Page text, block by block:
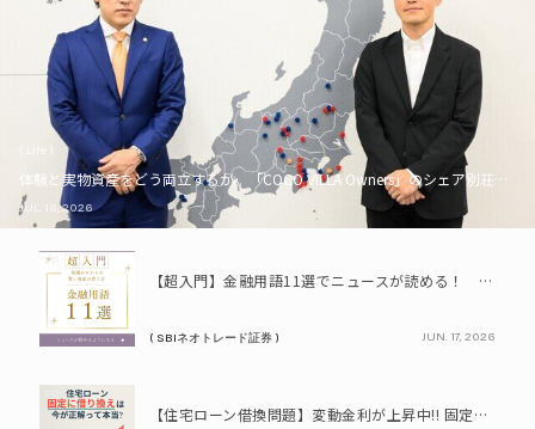
体験と実物資産をどう両立するか。「COCO VILLA Owners」のシェア別荘とい
JUL. 16, 2026
PR
【超入門】金融用語11選でニュースが読める！ 知識ゼロからの賢い資産の育て方
( SBIネオトレード証券 ) JUN. 17, 2026
【住宅ローン借換問題】変動金利が上昇中!! 固定に借り換えるなら今が正解って本当? シミュレーションで比較してみよう